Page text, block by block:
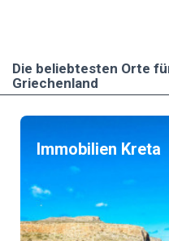
Die beliebtesten Οrte
Griechenland
Immobilien Kreta